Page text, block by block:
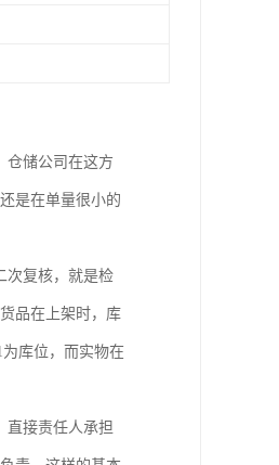
仓储公司在这方
是在单量很小的
次复核，就是检
品在上架时，库
库位，而实物在
直接责任人承担